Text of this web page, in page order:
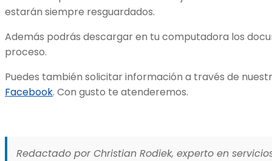
estarán siempre resguardados.
Además podrás descargar en tu computadora los
proceso.
Puedes también solicitar información a través de
Facebook. Con gusto te atenderemos.
Redactado por Christian Rodiek, experto en